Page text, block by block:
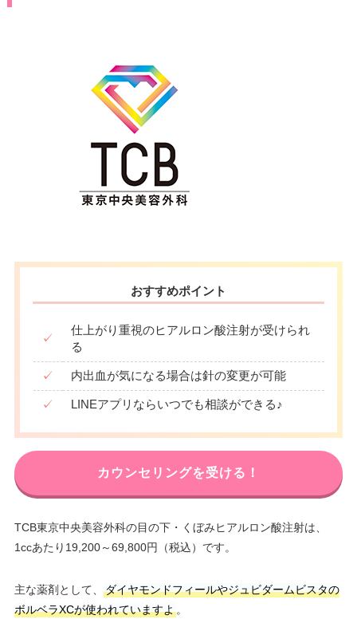
おすすめポイント
✓
仕上がり重視のヒアルロン酸注射が受けられ
る
✓ 内出血が気になる場合は針の変更が可能
✓ LINEアプリならいつでも相談ができる♪
カウンセリングを受ける！
TCB東京中央美容外科の目の下・くぼみヒアルロン酸注射は、
1ccあたり19,200～69,800円（税込）です。
主な薬剤として、
ダイヤモンドフィールやジュビダームビスタの
ボルベラXCが使われていますよ。